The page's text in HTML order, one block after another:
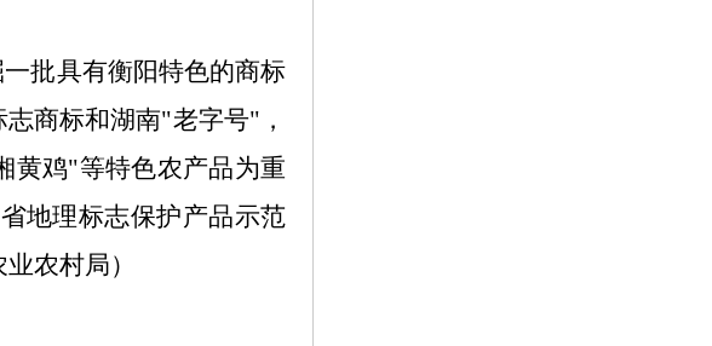
批具有衡阳特色的商标
商标和湖南"老字号"，
黄鸡"等特色农产品为重
地理标志保护产品示范
农村局）